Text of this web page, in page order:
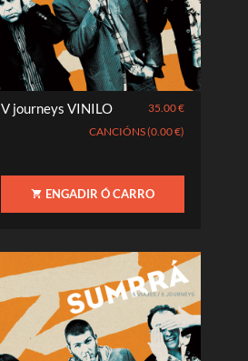
V journeys VINILO
35.00 €
CANCIÓNS (0.00 €)
ENGADIR Ó CARRO